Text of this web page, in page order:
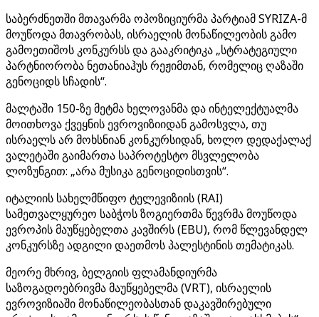
საბერძნეთში მთავარმა ოპოზიციურმა პარტიამ SYRIZA-მ
მოუწოდა მთავრობას, ისრაელის მონაწილეობის გამო
გამოეთიშოს კონკურსს და გააკრიტიკა „სტრატეგიული
პარტნიორობა ნეთანიაჰუს რეჟიმთან, რომელიც ღაზაში
გენოციდს სჩადის“.
მალტაში 150-ზე მეტმა ხელოვანმა და ინტელექტუალმა
მოითხოვა ქვეყნის ევროვიზიიდან გამოსვლა, თუ
ისრაელს არ მოხსნიან კონკურსიდან, ხოლო დედაქალაქ
ვალეტაში გაიმართა საპროტესტო მსვლელობა
ლოზუნგით: „არა მუსიკა გენოციდისთვის“.
იტალიის სახელმწიფო ტელევიზიის (RAI)
სამეთვალყურეო საბჭოს ზოგიერთმა წევრმა მოუწოდა
ევროპის მაუწყებელთა კავშირს (EBU), რომ წლევანდელ
კონკურსზე ადგილი დაეთმოს პალესტინის თემატიკას.
მეორე მხრივ, ბელგიის ფლამანდიურმა
საზოგადოებრივმა მაუწყებელმა (VRT), ისრაელის
ევროვიზიაში მონაწილეობასთან დაკავშირებული